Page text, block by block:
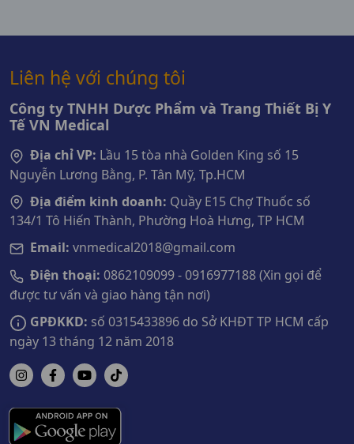
Liên hệ với chúng tôi
Công ty TNHH Dược Phẩm và Trang Thiết Bị Y
Tế VN Medical
Địa chỉ VP: Lầu 15 tòa nhà Golden King số 15
Nguyễn Lương Bằng, P. Tân Mỹ, Tp.HCM
Địa điểm kinh doanh: Quầy E15 Chợ Thuốc số
134/1 Tô Hiến Thành, Phường Hoà Hưng, TP HCM
Email: vnmedical2018@gmail.com
Điện thoại: 0862109099 - 0916977188 (Xin gọi để
được tư vấn và giao hàng tận nơi)
GPĐKKD: số 0315433896 do Sở KHĐT TP HCM cấp
ngày 13 tháng 12 năm 2018